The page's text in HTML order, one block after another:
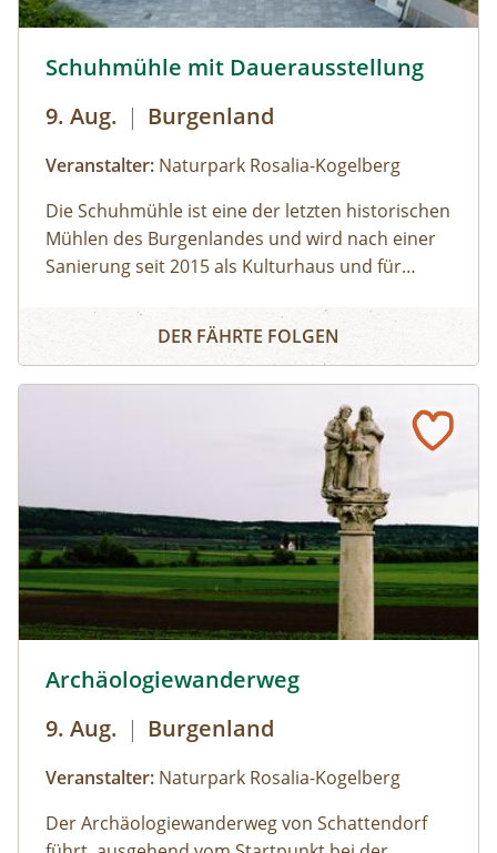
Schuhmühle mit Dauerausstellung
9. Aug. | Burgenland
Veranstalter: Naturpark Rosalia-Kogelberg
Die Schuhmühle ist eine der letzten historischen
Mühlen des Burgenlandes und wird nach einer
Sanierung seit 2015 als Kulturhaus und für
das historische Ereignis der "Schüsse von
Schattendorf", auf die 1927 der Brand des
Dauerausstellung in der Schuhmühle.
Besichtigungen der Mühle und des
Mühlenladens mit Handwerkskunst und
regionalen Schmankerln aus dem Naturpark
sind zu den Öffnungszeiten möglich; Führungen
von Gruppen nach Voranmeldung.
Schuhmühle mit Dauerausstellung
DER FÄHRTE FOLGEN
Archäologiewanderweg
9. Aug. | Burgenland
Veranstalter: Naturpark Rosalia-Kogelberg
Der Archäologiewanderweg von Schattendorf